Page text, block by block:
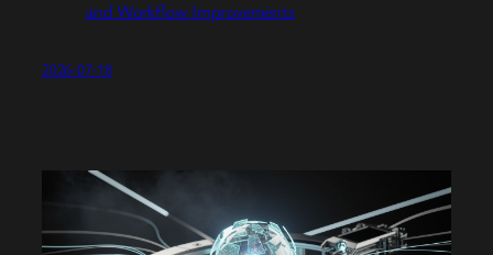
and Workflow Improvements
2026-07-18